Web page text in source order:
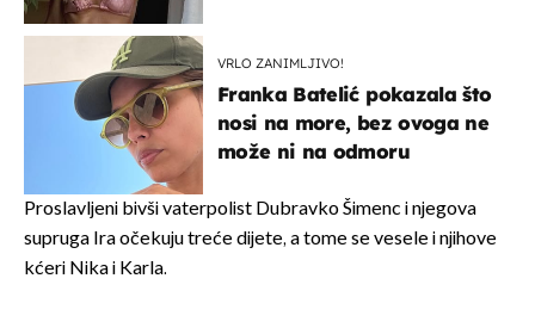
VRLO ZANIMLJIVO!
Franka Batelić pokazala što
nosi na more, bez ovoga ne
može ni na odmoru
Proslavljeni bivši vaterpolist Dubravko Šimenc i njegova
supruga Ira očekuju treće dijete, a tome se vesele i njihove
kćeri Nika i Karla.